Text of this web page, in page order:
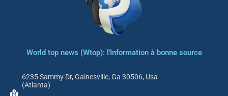
World top news (Wtop): l'Information à bonne source
6235 Sammy Dr, Gainesville, Ga 30506, Usa
(Atlanta)